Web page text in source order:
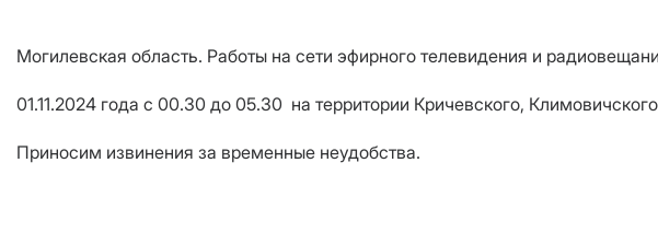
Могилевская область. Работы на сети эфирного телевидения и
01.11.2024 года с 00.30 до 05.30 на территории Кричевского,
Приносим извинения за временные неудобства.